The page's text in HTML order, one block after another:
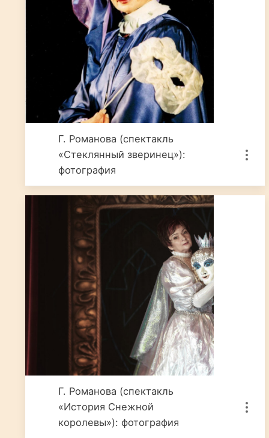
Г. Романова (спектакль
«Стеклянный зверинец»):
фотография
Г. Романова (спектакль
«История Снежной
королевы»): фотография